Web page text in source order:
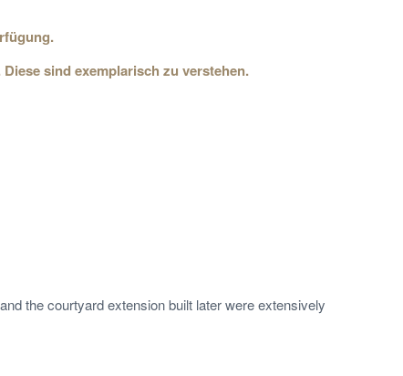
sind exemplarisch zu verstehen.
the courtyard extension built later were extensively